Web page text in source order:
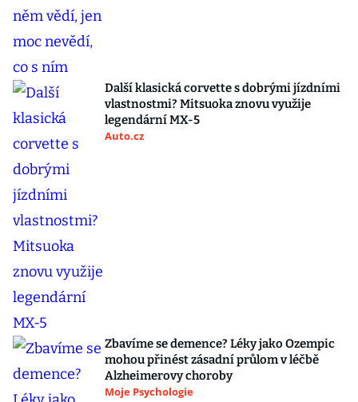
Další klasická corvette s dobrými jízdními
vlastnostmi? Mitsuoka znovu využije
legendární MX-5
Auto.cz
Zbavíme se demence? Léky jako Ozempic
mohou přinést zásadní průlom v léčbě
Alzheimerovy choroby
Moje Psychologie